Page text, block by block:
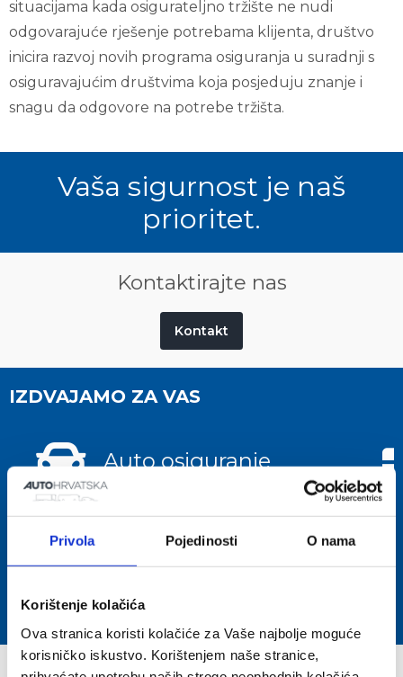
Privola Pojedinosti O nama
Korištenje kolačića
Ova stranica koristi kolačiće za Vaše najbolje moguće
korisničko iskustvo. Korištenjem naše stranice,
situacijama kada osigurateljno tržište ne nudi
odgovarajuće rješenje potrebama klijenta, društvo
inicira razvoj novih programa osiguranja u suradnji s
osiguravajućim društvima koja posjeduju znanje i
snagu da odgovore na potrebe tržišta.
Vaša sigurnost je naš
prioritet.
Kontaktirajte nas
Kontakt
IZDVAJAMO ZA VAS
Auto osiguranje
Osigurajte svoja vozila, nudimo sve
vrste obveznih i kasko auto